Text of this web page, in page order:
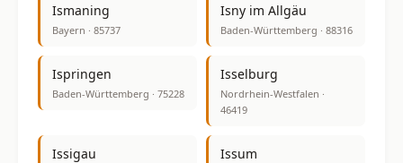
Ismaning
Bayern · 85737
Isny im Allgäu
Baden-Württemberg · 88316
Ispringen
Baden-Württemberg · 75228
Isselburg
Nordrhein-Westfalen ·
46419
Issigau Issum